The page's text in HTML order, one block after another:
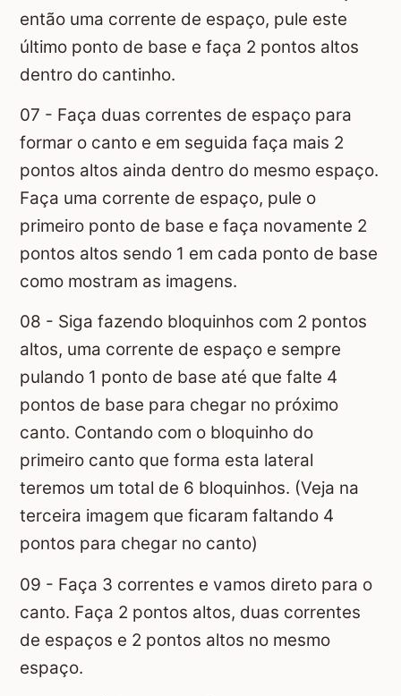
então uma corrente de espaço, pule este
último ponto de base e faça 2 pontos altos
dentro do cantinho.
07 - Faça duas correntes de espaço para
formar o canto e em seguida faça mais 2
pontos altos ainda dentro do mesmo espaço.
Faça uma corrente de espaço, pule o
primeiro ponto de base e faça novamente 2
pontos altos sendo 1 em cada ponto de base
como mostram as imagens.
08 - Siga fazendo bloquinhos com 2 pontos
altos, uma corrente de espaço e sempre
pulando 1 ponto de base até que falte 4
pontos de base para chegar no próximo
canto. Contando com o bloquinho do
primeiro canto que forma esta lateral
teremos um total de 6 bloquinhos. (Veja na
terceira imagem que ficaram faltando 4
pontos para chegar no canto)
09 - Faça 3 correntes e vamos direto para o
canto. Faça 2 pontos altos, duas correntes
de espaços e 2 pontos altos no mesmo
espaço.